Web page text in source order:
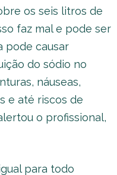
os seis litros de
faz mal e pode ser
pode causar
do sódio no
náuseas,
e até riscos de
o profissional,
para todo